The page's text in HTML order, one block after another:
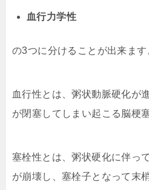
血行力学性
の3つに分けることが出来ます
血行性とは、粥状動脈硬化が
が閉塞してしまい起こる脳梗
塞栓性とは、粥状硬化に伴っ
が崩壊し、塞栓子となって末